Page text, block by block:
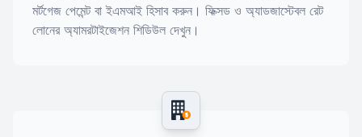
মর্টগেজ পেমেন্ট বা ইএমআই হিসাব করুন। ফিক্সড ও অ্যাডজাস্টেবল রেট
লোনের অ্যামরটাইজেশন শিডিউল দেখুন।
$